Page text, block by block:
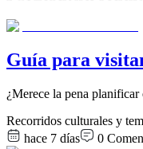
Guía para
¿Merece la pena planificar
Recorridos culturales y
hace 7 días
0